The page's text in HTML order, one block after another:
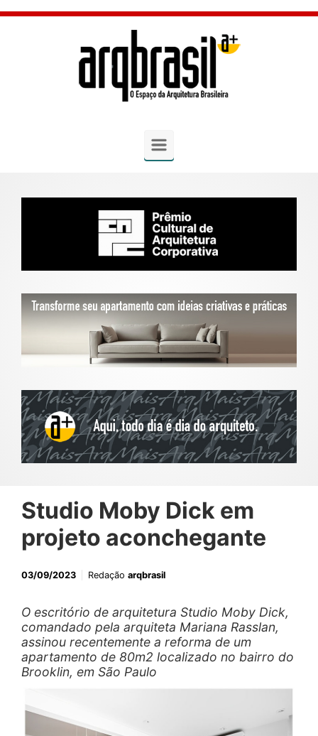
Skip to main content
Studio Moby Dick em
projeto aconchegante
03/09/2023 Redação arqbrasil
O escritório de arquitetura Studio Moby Dick,
comandado pela arquiteta Mariana Rasslan,
assinou recentemente a reforma de um
apartamento de 80m2 localizado no bairro do
Brooklin, em São Paulo